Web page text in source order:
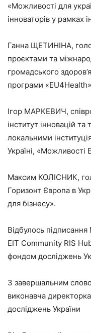
«Можливості для
інноваторів у рамках
Ганна ЩЕТИНІНА,
проєктами та
громадського
програми
Ігор МАРКЕВИЧ,
інститут інновацій та
локальними
Україні,
Максим КОЛІСНИК,
Горизонт Європа в
для бізнесу».
Відбулось
EIT Community RIS
фондом досліджень
З завершальним
виконавча
досліджень України